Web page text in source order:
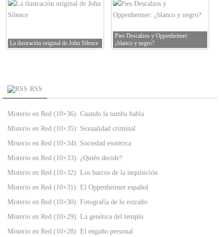
La ilustración original de John Silence
Pies Descalzos y Oppenheimer:
¿blanco y negro?
RSS
Misterio en Red (10×36): Cuando la tumba habla
Misterio en Red (10×35): Sexualidad criminal
Misterio en Red (10×34): Sociedad esotérica
Misterio en Red (10×33): ¿Quién decide?
Misterio en Red (10×32): Los barcos de la inquisición
Misterio en Red (10×31): El Oppenheimer español
Misterio en Red (10×30): Fotografía de lo extraño
Misterio en Red (10×29): La genética del templo
Misterio en Red (10×28): El engaño personal